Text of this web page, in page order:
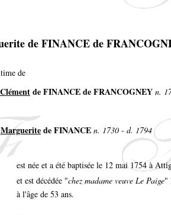
de FINANCE de
de
Clémentde FINANCE de FRANCOGNEY n.
Margueritede FINANCE n. 1730 - d. 1794
est née et a été baptisée le 12 mai 1754 à
et est décédée "chez madame veuve Le Paige"
à l'âge de 53 ans.